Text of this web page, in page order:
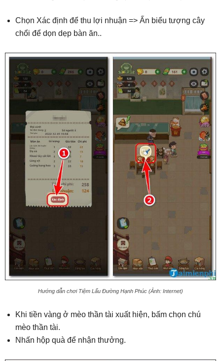
Chọn Xác định để thu lợi nhuận => Ấn biểu tượng cây
chổi để dọn dẹp bàn ăn..
Hướng dẫn chơi Tiệm Lẩu Đường Hạnh Phúc (Ảnh: Internet)
Khi tiền vàng ở mèo thần tài xuất hiện, bấm chọn chú
mèo thần tài.
Nhấn hộp quà để nhận thưởng.